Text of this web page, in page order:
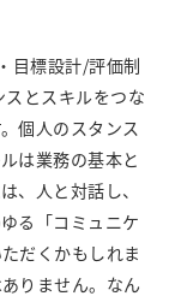
目標設計/評価制
とスキルをつな
個人のスタンス
は業務の基本と
、人と対話し、
る「コミュニケ
だくかもしれま
りません。なん